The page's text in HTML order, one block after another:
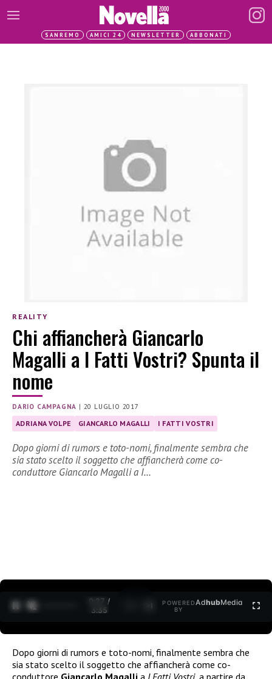
SANREMO AMICI 24 NEWSLETTER ABBONATI
REALITY
Chi affiancherà Giancarlo
Magalli a I Fatti Vostri? Spunta il
nome
DARIO CAMPAGNA | 20 LUGLIO 2017
ADRIANA VOLPE GIANCARLO MAGALLI I FATTI VOSTRI
Dopo giorni di rumors e toto-nomi, finalmente sembra che
sia stato scelto il soggetto che affiancherà come co-
conduttore Giancarlo Magalli a I…
0:27 /
3:35
POWERED
BY
AdhubMedia
Dopo giorni di rumors e toto-nomi, finalmente sembra che
sia stato scelto il soggetto che affiancherà come co-
conduttore Giancarlo Magalli a I Fatti Vostri, a partire da